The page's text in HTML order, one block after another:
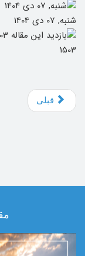
شنبه, 07 دی 1404
1503
قبلی